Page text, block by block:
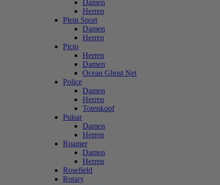
Damen
Herren
Plein Sport
Damen
Herren
Picto
Herren
Damen
Ocean Ghost Net
Police
Damen
Herren
Totenkopf
Pulsar
Damen
Herren
Roamer
Damen
Herren
Rosefield
Rotary